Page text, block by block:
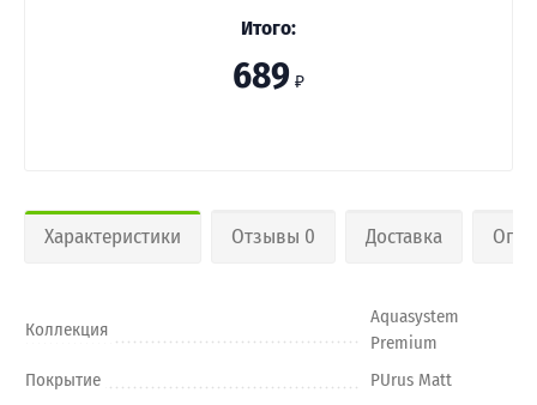
Итого:
689 ₽
Характеристики Отзывы 0 Доставка
Коллекция
Aquasystem
Premium
Покрытие
PUrus Matt